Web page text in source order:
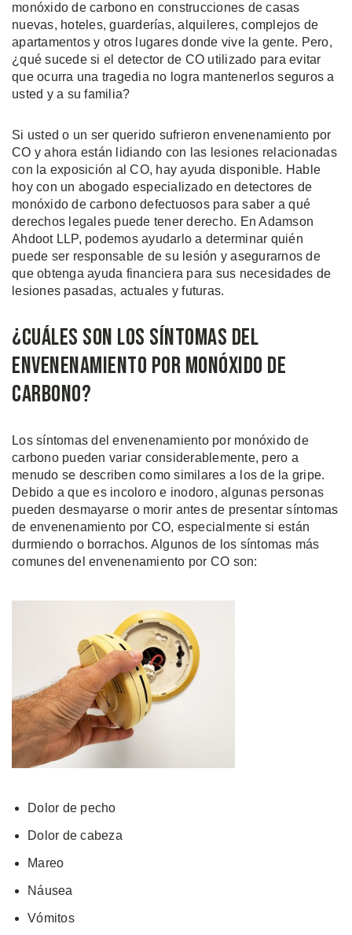
monóxido de carbono en construcciones de casas
nuevas, hoteles, guarderías, alquileres, complejos de
apartamentos y otros lugares donde vive la gente. Pero,
¿qué sucede si el detector de CO utilizado para evitar
que ocurra una tragedia no logra mantenerlos seguros a
usted y a su familia?
Si usted o un ser querido sufrieron envenenamiento por
CO y ahora están lidiando con las lesiones relacionadas
con la exposición al CO, hay ayuda disponible. Hable
hoy con un abogado especializado en detectores de
monóxido de carbono defectuosos para saber a qué
derechos legales puede tener derecho. En Adamson
Ahdoot LLP, podemos ayudarlo a determinar quién
puede ser responsable de su lesión y asegurarnos de
que obtenga ayuda financiera para sus necesidades de
lesiones pasadas, actuales y futuras.
¿Cuáles Son Los Síntomas Del
Envenenamiento Por Monóxido de
Carbono?
Los síntomas del envenenamiento por monóxido de
carbono pueden variar considerablemente, pero a
menudo se describen como similares a los de la gripe.
Debido a que es incoloro e inodoro, algunas personas
pueden desmayarse o morir antes de presentar síntomas
de envenenamiento por CO, especialmente si están
durmiendo o borrachos. Algunos de los síntomas más
comunes del envenenamiento por CO son:
Dolor de pecho
Dolor de cabeza
Mareo
Náusea
Vómitos